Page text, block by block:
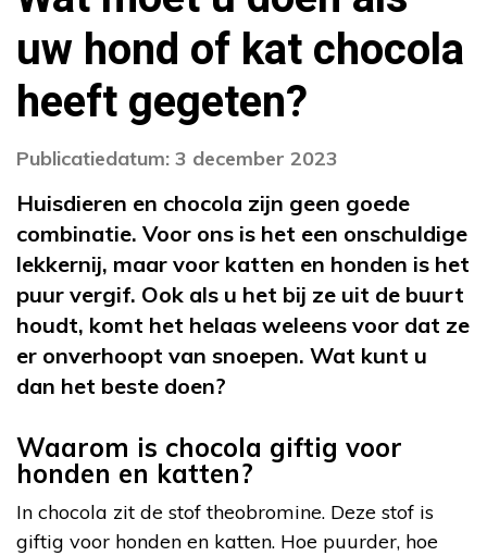
uw hond of kat chocola
heeft gegeten?
Publicatiedatum: 3 december 2023
Huisdieren en chocola zijn geen goede
combinatie. Voor ons is het een onschuldige
lekkernij, maar voor katten en honden is het
puur vergif. Ook als u het bij ze uit de buurt
houdt, komt het helaas weleens voor dat ze
er onverhoopt van snoepen. Wat kunt u
dan het beste doen?
Waarom is chocola giftig voor
honden en katten?
In chocola zit de stof theobromine. Deze stof is
giftig voor honden en katten. Hoe puurder, hoe